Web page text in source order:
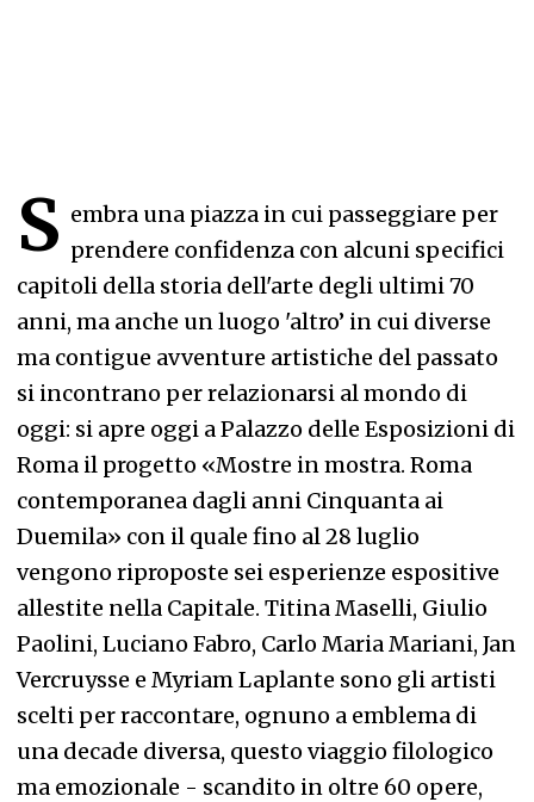
S embra una piazza in cui passeggiare per
prendere confidenza con alcuni specifici
capitoli della storia dell'arte degli ultimi 70
anni, ma anche un luogo 'altro’ in cui diverse
ma contigue avventure artistiche del passato
si incontrano per relazionarsi al mondo di
oggi: si apre oggi a Palazzo delle Esposizioni di
Roma il progetto «Mostre in mostra. Roma
contemporanea dagli anni Cinquanta ai
Duemila» con il quale fino al 28 luglio
vengono riproposte sei esperienze espositive
allestite nella Capitale. Titina Maselli, Giulio
Paolini, Luciano Fabro, Carlo Maria Mariani, Jan
Vercruysse e Myriam Laplante sono gli artisti
scelti per raccontare, ognuno a emblema di
una decade diversa, questo viaggio filologico
ma emozionale - scandito in oltre 60 opere,